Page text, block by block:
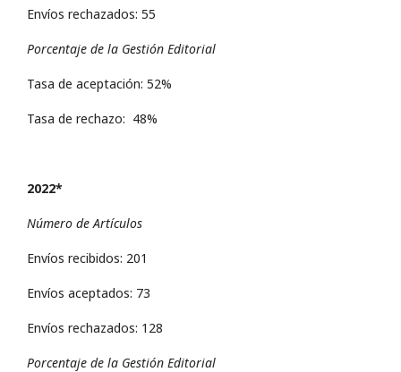
Envíos rechazados: 55
Porcentaje de la Gestión Editorial
Tasa de aceptación: 52%
Tasa de rechazo: 48%
2022*
Número de Artículos
Envíos recibidos: 201
Envíos aceptados: 73
Envíos rechazados: 128
Porcentaje de la Gestión Editorial